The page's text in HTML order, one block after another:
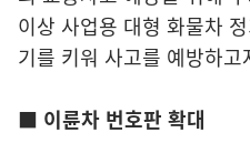
이상 사업용 대형 화물차
기를 키워 사고를 예방하고
■ 이륜차 번호판 확대